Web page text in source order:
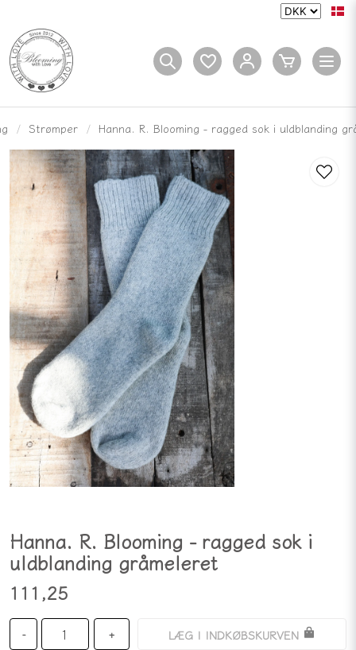
Strømper Hanna. R. Blooming - ragged sok i uldblanding
Hanna. R. Blooming - ragged sok i
uldblanding gråmeleret
111,25
- + LÆG I INDKØBSKURVEN